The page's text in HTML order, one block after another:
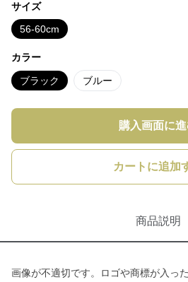
サイズ
56-60cm
カラー
ブラック ブルー
購入画面に
カートに追加
商品説明
画像が不適切です。ロゴや商標が入っ